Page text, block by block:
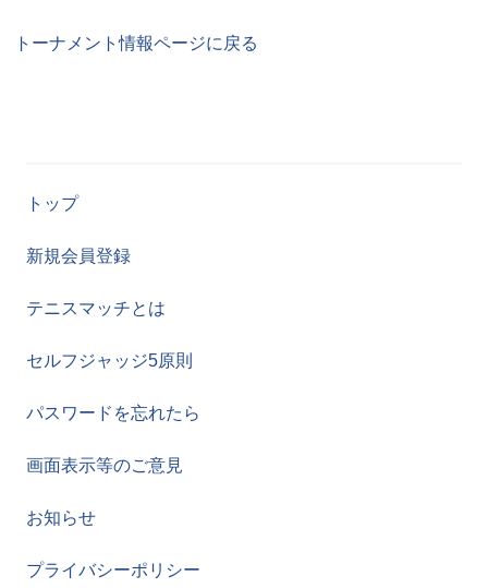
トーナメント情報ページに戻る
トップ
新規会員登録
テニスマッチとは
セルフジャッジ5原則
パスワードを忘れたら
画面表示等のご意見
お知らせ
プライバシーポリシー